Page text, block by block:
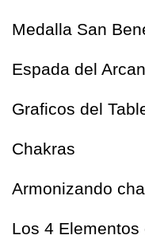
Medalla San
Espada del
Graficos del
Chakras
Armonizando
Los 4